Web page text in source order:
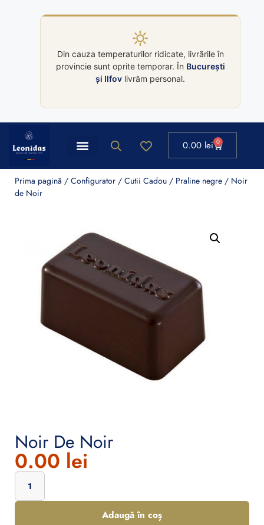
Din cauza temperaturilor ridicate, livrările în
provincie sunt oprite temporar. În București
și Ilfov livrăm personal.
0.00 lei 0
Prima pagină / Configurator / Cutii Cadou / Praline negre / Noir
de Noir
Noir De Noir
0.00 lei
Adaugă în coș